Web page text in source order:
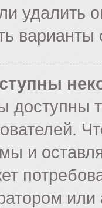
удалить
варианты
и